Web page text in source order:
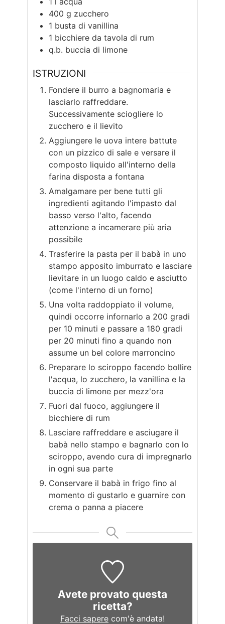
400 g zucchero
1 busta di vanillina
1 bicchiere da tavola di rum
q.b. buccia di limone
ISTRUZIONI
Fondere il burro a bagnomaria e
lasciarlo raffreddare.
Successivamente sciogliere lo
zucchero e il lievito
Aggiungere le uova intere battute
con un pizzico di sale e versare il
composto liquido all'interno della
farina disposta a fontana
Amalgamare per bene tutti gli
ingredienti agitando l'impasto dal
basso verso l'alto, facendo
attenzione a incamerare più aria
possibile
Trasferire la pasta per il babà in uno
stampo apposito imburrato e lasciare
lievitare in un luogo caldo e asciutto
(come l'interno di un forno)
Una volta raddoppiato il volume,
quindi occorre infornarlo a 200 gradi
per 10 minuti e passare a 180 gradi
per 20 minuti fino a quando non
assume un bel colore marroncino
Preparare lo sciroppo facendo bollire
l'acqua, lo zucchero, la vanillina e la
buccia di limone per mezz'ora
Fuori dal fuoco, aggiungere il
bicchiere di rum
Lasciare raffreddare e asciugare il
babà nello stampo e bagnarlo con lo
sciroppo, avendo cura di impregnarlo
in ogni sua parte
Conservare il babà in frigo fino al
momento di gustarlo e guarnire con
crema o panna a piacere
Avete provato questa
ricetta?
Facci sapere com'è andata!